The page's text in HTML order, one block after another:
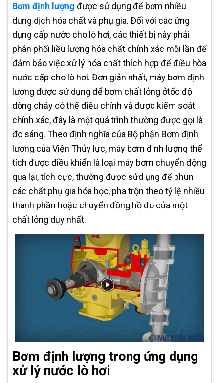
Bơm định lượng được sử dụng để bơm nhiều
dung dịch hóa chất và phụ gia. Đối với các ứng
dụng cấp nước cho lò hơi, các thiết bị này phải
phân phối liều lượng hóa chất chính xác mỗi lần để
đảm bảo việc xử lý hóa chất thích hợp để điều hòa
nước cấp cho lò hơi. Đơn giản nhất, máy bơm định
lượng được sử dụng để bơm chất lỏng ởtốc độ
dòng chảy có thể điều chỉnh và được kiểm soát
chính xác, đây là một quá trình thường được gọi là
đo sáng. Theo định nghĩa của Bộ phận Bơm định
lượng của Viện Thủy lực, máy bơm định lượng thể
tích được điều khiển là loại máy bơm chuyển động
qua lại, tích cực, thường được sửd ụng để phun
các chất phụ gia hóa học, pha trộn theo tỷ lệ nhiều
thành phần hoặc chuyển đồng hồ đo của một
chất lỏng duy nhất.
Bơm định lượng trong ứng dụng
xử lý nước lò hơi